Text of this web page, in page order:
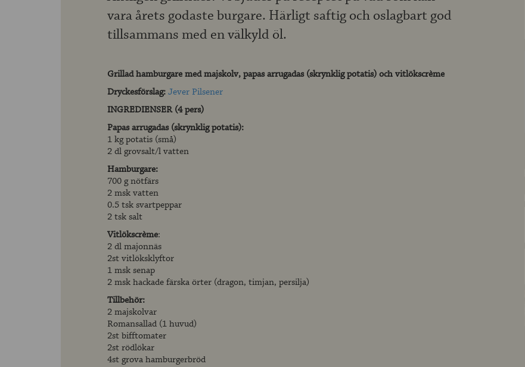
vara årets godaste burgare. Härligt saftig och oslagbart god
tillsammans med en välkyld öl.
Grillad hamburgare med majskolv, papas arrugadas (skrynklig potatis) och vitlökscrème
Dryckesförslag:Jever Pilsener
INGREDIENSER (4 pers)
Papas arrugadas (skrynklig potatis):
1 kg potatis (små)
2 dl grovsalt/l vatten
Hamburgare:
700 g nötfärs
2 msk vatten
0.5 tsk svartpeppar
2 tsk salt
Vitlökscrème:
2 dl majonnäs
2st vitlöksklyftor
1 msk senap
2 msk hackade färska örter (dragon, timjan, persilja)
Tillbehör:
2 majskolvar
Romansallad (1 huvud)
2st bifftomater
2st rödlökar
4st grova hamburgerbröd